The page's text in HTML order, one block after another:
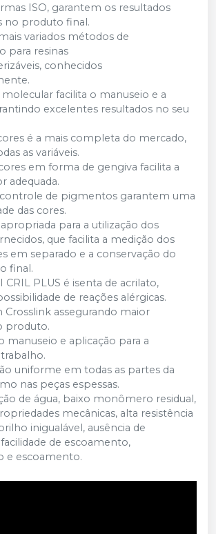
ISO, garantem os resultados
no produto final.
variados métodos de
para resinas
conhecidos
molecular facilita o manuseio e a
excelentes resultados no seu
é a mais completa do mercado,
as variáveis.
cores em forma de gengiva facilita a
adequada.
controle de pigmentos garantem uma
das cores.
para a utilização dos
que facilita a medição dos
em separado e a conservação do
final.
CRIL PLUS é isenta de acrilato,
de reações alérgicas.
Crosslink assegurando maior
produto.
manuseio e aplicação para a
uniforme em todas as partes da
nas peças espessas.
de água, baixo monômero residual,
mecânicas, alta resistência
inigualável, ausência de
de escoamento,
e escoamento.